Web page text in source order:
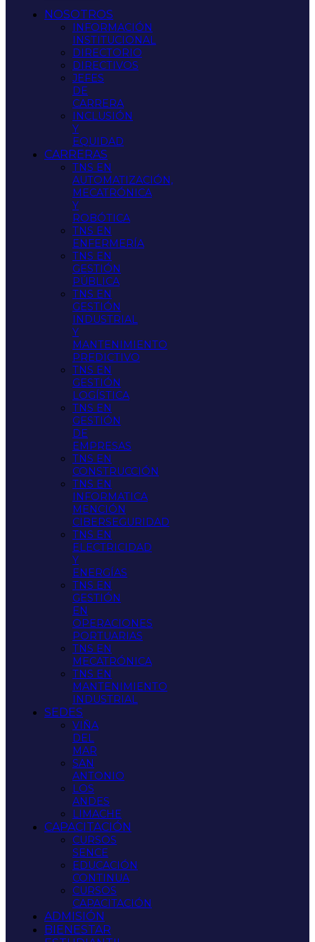
NOSOTROS
INFORMACIÓN
INSTITUCIONAL
DIRECTORIO
DIRECTIVOS
JEFES
DE
CARRERA
INCLUSIÓN
Y
EQUIDAD
CARRERAS
TNS EN
AUTOMATIZACIÓN,
MECATRÓNICA
Y
ROBÓTICA
TNS EN
ENFERMERÍA
TNS EN
GESTIÓN
PÚBLICA
TNS EN
GESTIÓN
INDUSTRIAL
Y
MANTENIMIENTO
PREDICTIVO
TNS EN
GESTIÓN
LOGÍSTICA
TNS EN
GESTIÓN
DE
EMPRESAS
TNS EN
CONSTRUCCIÓN
TNS EN
INFORMATICA
MENCIÓN
CIBERSEGURIDAD
TNS EN
ELECTRICIDAD
Y
ENERGÍAS
TNS EN
GESTIÓN
EN
OPERACIONES
PORTUARIAS
TNS EN
MECATRÓNICA
TNS EN
MANTENIMIENTO
INDUSTRIAL
SEDES
VIÑA
DEL
MAR
SAN
ANTONIO
LOS
ANDES
LIMACHE
CAPACITACIÓN
CURSOS
SENCE
EDUCACIÓN
CONTINUA
CURSOS
CAPACITACIÓN
ADMISIÓN
BIENESTAR